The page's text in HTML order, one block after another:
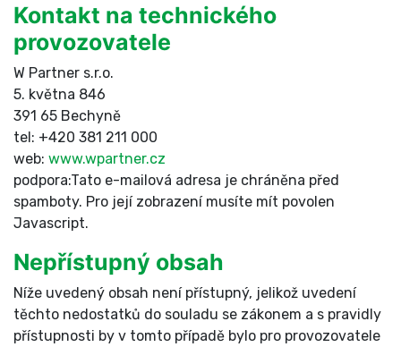
Kontakt na technického
provozovatele
W Partner s.r.o.
5. května 846
391 65 Bechyně
tel: +420 381 211 000
web: www.wpartner.cz
podpora:Tato e-mailová adresa je chráněna před
spamboty. Pro její zobrazení musíte mít povolen
Javascript.
Nepřístupný obsah
Níže uvedený obsah není přístupný, jelikož uvedení
těchto nedostatků do souladu se zákonem a s pravidly
přístupnosti by v tomto případě bylo pro provozovatele